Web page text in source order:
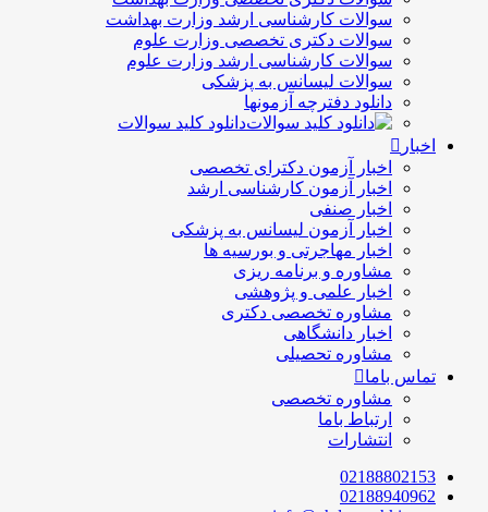
سوالات کارشناسی ارشد وزارت بهداشت
سوالات دکتری تخصصی وزارت علوم
سوالات کارشناسی ارشد وزارت علوم
سوالات لیسانس به پزشکی
دانلود دفترچه آزمونها
دانلود کلید سوالات
اخبار
اخبار آزمون دکترای تخصصی
اخبار آزمون کارشناسی ارشد
اخبار صنفی
اخبار آزمون لیسانس به پزشکی
اخبار مهاجرتی و بورسیه ها
مشاوره و برنامه ریزی
اخبار علمی و پژوهشی
مشاوره تخصصی دکتری
اخبار دانشگاهی
مشاوره تحصیلی
تماس باما
مشاوره تخصصی
ارتباط باما
انتشارات
02188802153
02188940962